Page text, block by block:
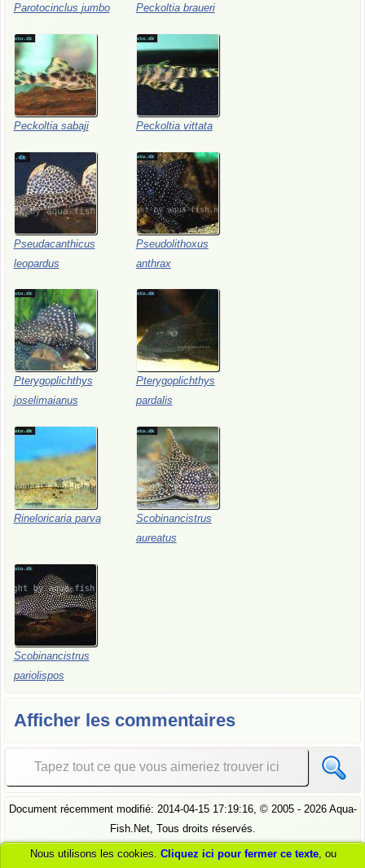
Parotocinclus jumbo Peckoltia braueri
Peckoltia sabaji Peckoltia vittata
Pseudacanthicus
leopardus
Pseudolithoxus
anthrax
Pterygoplichthys
joselimaianus
Pterygoplichthys
pardalis
Rineloricaria parva
Scobinancistrus
aureatus
Scobinancistrus
pariolispos
Afficher les commentaires
Document récemment modifié: 2014-04-15 17:19:16, © 2005- 2026 Aqua-
Fish.Net, Tous droits réservés.
Voir
notre politique de confidentialité
Pour comprendre comment nous
Nous utilisons les cookies. Cliquez ici pour fermer ce texte , ou